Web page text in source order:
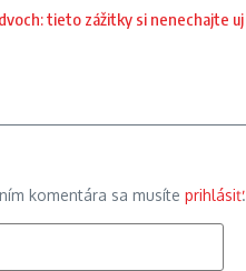
tieto zážitky si nenechajte uj
komentára sa musíte prihlásiť.